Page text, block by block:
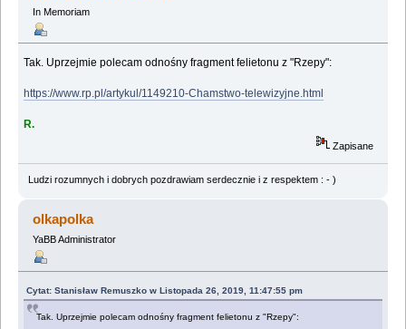
In Memoriam
Tak. Uprzejmie polecam odnośny fragment felietonu z "Rzepy":
https://www.rp.pl/artykul/1149210-Chamstwo-telewizyjne.html
R.
Zapisane
Ludzi rozumnych i dobrych pozdrawiam serdecznie i z respektem : - )
olkapolka
YaBB Administrator
Cytat: Stanisław Remuszko w Listopada 26, 2019, 11:47:55 pm
Tak. Uprzejmie polecam odnośny fragment felietonu z "Rzepy":